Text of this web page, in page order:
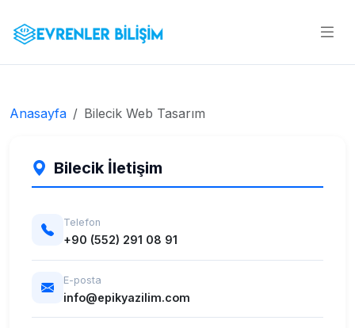
Anasayfa Bilecik Web Tasarım
Bilecik İletişim
Telefon
+90 (552) 291 08 91
E-posta
info@epikyazilim.com